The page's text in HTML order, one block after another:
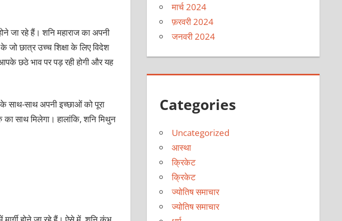
जा रहे हैं। शनि महाराज का अपनी
जो छात्र उच्च शिक्षा के लिए विदेश
छठे भाव पर पड़ रही होगी और यह
साथ-साथ अपनी इच्छाओं को पूरा
साथ मिलेगा। हालांकि, शनि मिथुन
मार्च 2024
फ़रवरी 2024
जनवरी 2024
Categories
Uncategorized
आस्था
क्रिकेट
क्रिकेट
ज्योतिष समाचार
ज्योतिष समाचार